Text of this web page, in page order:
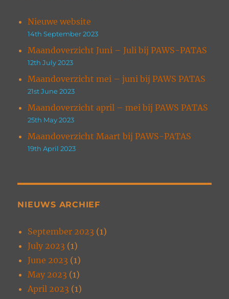
Nieuwe website
14th September 2023
Maandoverzicht Juni – Juli bij PAWS-PATAS
12th July 2023
Maandoverzicht mei – juni bij PAWS PATAS
21st June 2023
Maandoverzicht april – mei bij PAWS PATAS
25th May 2023
Maandoverzicht Maart bij PAWS-PATAS
19th April 2023
NIEUWS ARCHIEF
September 2023 (1)
July 2023 (1)
June 2023 (1)
May 2023 (1)
April 2023 (1)